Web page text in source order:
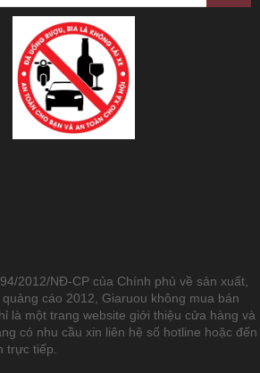
2012/NĐ-CP của Chính phủ về sản xuất,
cáo 2012, Giaruou không mua bán
là một trang website giới thiệu cửa hàng và
có nhu cầu xin liên hệ số hotline hoặc đến
trực tiếp.